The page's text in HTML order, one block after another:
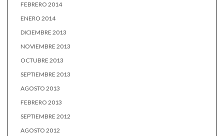
FEBRERO 2014
ENERO 2014
DICIEMBRE 2013
NOVIEMBRE 2013
OCTUBRE 2013
SEPTIEMBRE 2013
AGOSTO 2013
FEBRERO 2013
SEPTIEMBRE 2012
AGOSTO 2012